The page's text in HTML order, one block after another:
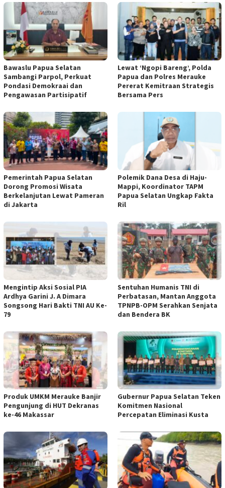
Bawaslu Papua Selatan
Sambangi Parpol, Perkuat
Pondasi Demokraai dan
Pengawasan Partisipatif
Lewat ‘Ngopi Bareng’, Polda
Papua dan Polres Merauke
Pererat Kemitraan Strategis
Bersama Pers
Pemerintah Papua Selatan
Dorong Promosi Wisata
Berkelanjutan Lewat Pameran
di Jakarta
Polemik Dana Desa di Haju-
Mappi, Koordinator TAPM
Papua Selatan Ungkap Fakta
Ril
Mengintip Aksi Sosial PIA
Ardhya Garini J. A Dimara
Songsong Hari Bakti TNI AU Ke-
79
Sentuhan Humanis TNI di
Perbatasan, Mantan Anggota
TPNPB-OPM Serahkan Senjata
dan Bendera BK
Produk UMKM Merauke Banjir
Pengunjung di HUT Dekranas
ke-46 Makassar
Gubernur Papua Selatan Teken
Komitmen Nasional
Percepatan Eliminasi Kusta